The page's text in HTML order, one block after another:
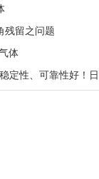
残留之问题
体
定性、可靠性好！日